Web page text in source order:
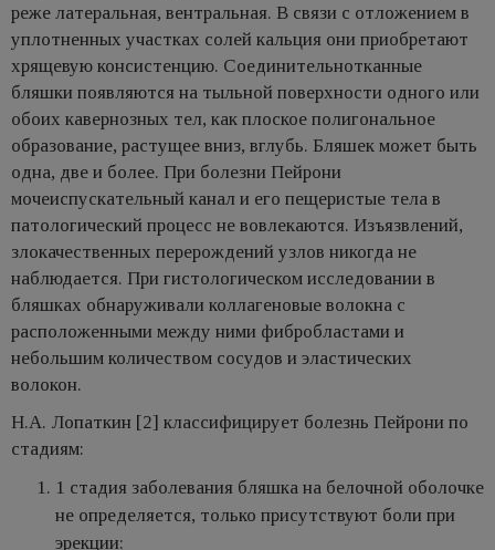
реже латеральная, вентральная. В связи с отложением в
уплотненных участках солей кальция они приобретают
хрящевую консистенцию. Соединительнотканные
бляшки появляются на тыльной поверхности одного или
обоих кавернозных тел, как плоское полигональное
образование, растущее вниз, вглубь. Бляшек может быть
одна, две и более. При болезни Пейрони
мочеиспускательный канал и его пещеристые тела в
патологический процесс не вовлекаются. Изъязвлений,
злокачественных перерождений узлов никогда не
наблюдается. При гистологическом исследовании в
бляшках обнаруживали коллагеновые волокна с
расположенными между ними фибробластами и
небольшим количеством сосудов и эластических
волокон.
Н.А. Лопаткин [2] классифицирует болезнь Пейрони по
стадиям:
1 стадия заболевания бляшка на белочной оболочке
не определяется, только присутствуют боли при
эрекции;